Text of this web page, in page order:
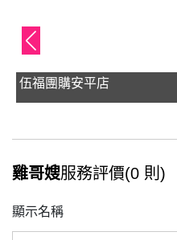
伍福團購安平店
雞哥嫂服務評價(0 則)
顯示名稱